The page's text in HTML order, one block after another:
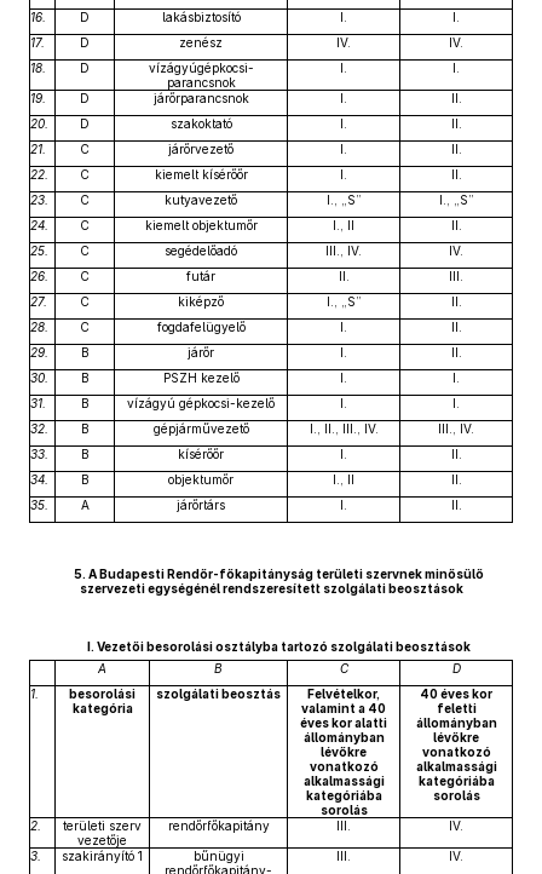
16.
D lakásbiztosító I.
I.
17.
D zenész IV.
IV.
18.
D
vízágyúgépkocsi-
parancsnok
I. I.
19. D járőrparancsnok I.
II.
20.
D szakoktató I.
II.
21.
C járőrvezető I.
II.
22.
C kiemelt kísérőőr I.
II.
23.
C kutyavezető I., „S”
I., „S”
24.
C kiemelt objektumőr I., II
II.
25.
C segédelőadó III., IV.
IV.
26.
C futár II.
III.
27.
C kiképző I., „S”
II.
28.
C fogdafelügyelő I.
II.
29.
B járőr I.
II.
30.
B PSZH kezelő I.
I.
31.
B vízágyú gépkocsi-kezelő I.
I.
32.
B gépjárművezető I., II., III., IV.
III., IV.
33.
B kísérőőr I.
II.
34.
B objektumőr I., II
II.
35.
A járőrtárs I. II.
5. A Budapesti Rendőr-főkapitányság területi szervnek minősülő
szervezeti egységénél rendszeresített szolgálati beosztások
I. Vezetői besorolási osztályba tartozó szolgálati beosztások
A
B C
D
1.
besorolási
kategória
szolgálati beosztás
Felvételkor,
valamint a 40
éves kor alatti
állományban
lévőkre
vonatkozó
alkalmassági
kategóriába
sorolás
40 éves kor
feletti
állományban
lévőkre
vonatkozó
alkalmassági
kategóriába
sorolás
2.
területi szerv
vezetője
rendőrfőkapitány III. IV.
3. szakirányító 1
bűnügyi
rendőrfőkapitány-
III. IV.